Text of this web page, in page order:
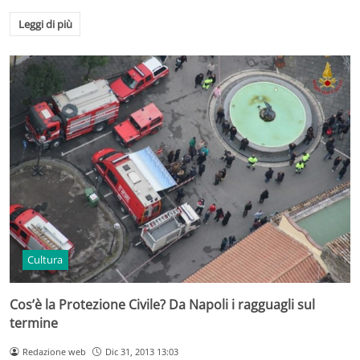
Leggi di più
Cultura
Cos’è la Protezione Civile? Da Napoli i ragguagli sul
termine
Redazione web Dic 31, 2013 13:03